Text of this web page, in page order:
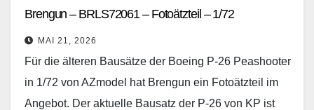
Brengun – BRLS72061 – Fotoätzteil – 1/72
MAI 21, 2026
Für die älteren Bausätze der Boeing P-26 Peashooter
in 1/72 von AZmodel hat Brengun ein Fotoätzteil im
Angebot. Der aktuelle Bausatz der P-26 von KP ist